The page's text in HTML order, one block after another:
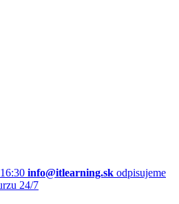
info@itlearning.sk odpisujeme
24/7